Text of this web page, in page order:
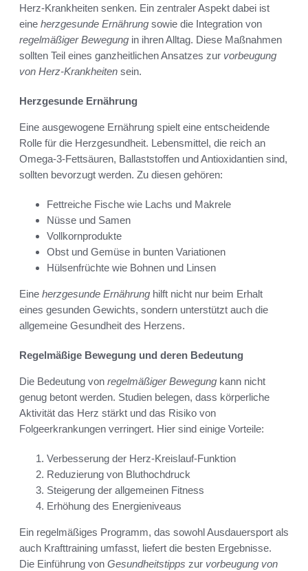
Herz-Krankheiten senken. Ein zentraler Aspekt dabei ist
eine herzgesunde Ernährung sowie die Integration von
regelmäßiger Bewegung in ihren Alltag. Diese Maßnahmen
sollten Teil eines ganzheitlichen Ansatzes zur vorbeugung
von Herz-Krankheiten sein.
Herzgesunde Ernährung
Eine ausgewogene Ernährung spielt eine entscheidende
Rolle für die Herzgesundheit. Lebensmittel, die reich an
Omega-3-Fettsäuren, Ballaststoffen und Antioxidantien sind,
sollten bevorzugt werden. Zu diesen gehören:
Fettreiche Fische wie Lachs und Makrele
Nüsse und Samen
Vollkornprodukte
Obst und Gemüse in bunten Variationen
Hülsenfrüchte wie Bohnen und Linsen
Eine herzgesunde Ernährung hilft nicht nur beim Erhalt
eines gesunden Gewichts, sondern unterstützt auch die
allgemeine Gesundheit des Herzens.
Regelmäßige Bewegung und deren Bedeutung
Die Bedeutung von regelmäßiger Bewegung kann nicht
genug betont werden. Studien belegen, dass körperliche
Aktivität das Herz stärkt und das Risiko von
Folgeerkrankungen verringert. Hier sind einige Vorteile:
Verbesserung der Herz-Kreislauf-Funktion
Reduzierung von Bluthochdruck
Steigerung der allgemeinen Fitness
Erhöhung des Energieniveaus
Ein regelmäßiges Programm, das sowohl Ausdauersport als
auch Krafttraining umfasst, liefert die besten Ergebnisse.
Die Einführung von Gesundheitstipps zur vorbeugung von